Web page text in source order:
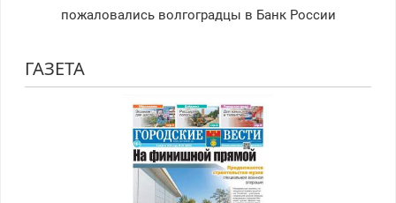
пожаловались волгоградцы в Банк России
ГАЗЕТА